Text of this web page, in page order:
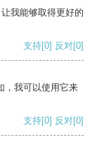
我能够取得更好的
支持[0] 反对[0]
，我可以使用它来
支持[0] 反对[0]